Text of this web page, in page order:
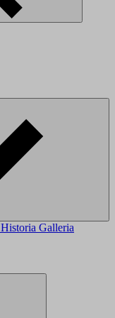
Historia Galleria